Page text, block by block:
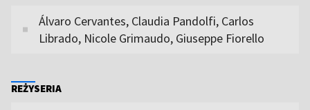
Álvaro Cervantes, Claudia Pandolfi, Carlos
Librado, Nicole Grimaudo, Giuseppe Fiorello
REŻYSERIA